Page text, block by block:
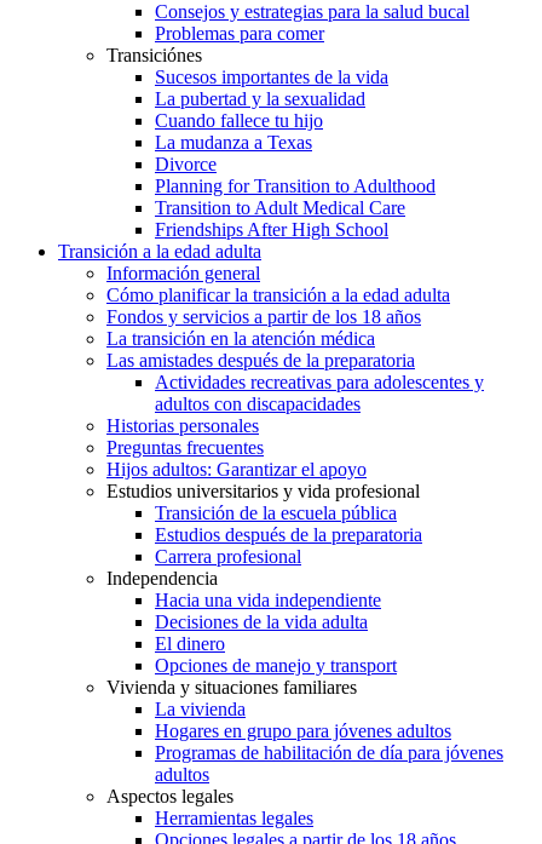
Consejos y estrategias para la salud bucal
Problemas para comer
Transiciónes
Sucesos importantes de la vida
La pubertad y la sexualidad
Cuando fallece tu hijo
La mudanza a Texas
Divorce
Planning for Transition to Adulthood
Transition to Adult Medical Care
Friendships After High School
Transición a la edad adulta
Información general
Cómo planificar la transición a la edad adulta
Fondos y servicios a partir de los 18 años
La transición en la atención médica
Las amistades después de la preparatoria
Actividades recreativas para adolescentes y
adultos con discapacidades
Historias personales
Preguntas frecuentes
Hijos adultos: Garantizar el apoyo
Estudios universitarios y vida profesional
Transición de la escuela pública
Estudios después de la preparatoria
Carrera profesional
Independencia
Hacia una vida independiente
Decisiones de la vida adulta
El dinero
Opciones de manejo y transport
Vivienda y situaciones familiares
La vivienda
Hogares en grupo para jóvenes adultos
Programas de habilitación de día para jóvenes
adultos
Aspectos legales
Herramientas legales
Opciones legales a partir de los 18 años